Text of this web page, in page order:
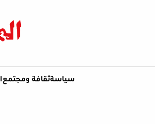
سياسةثقافة ومجتمع